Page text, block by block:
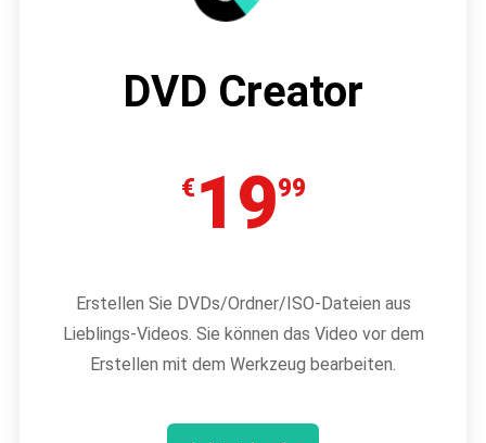
DVD Creator
€1999
Erstellen Sie DVDs/Ordner/ISO-Dateien aus
Lieblings-Videos. Sie können das Video vor dem
Erstellen mit dem Werkzeug bearbeiten.